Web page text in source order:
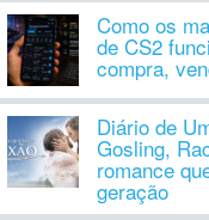
Como os
de CS2
compra,
Diário de
Gosling,
romance
geração